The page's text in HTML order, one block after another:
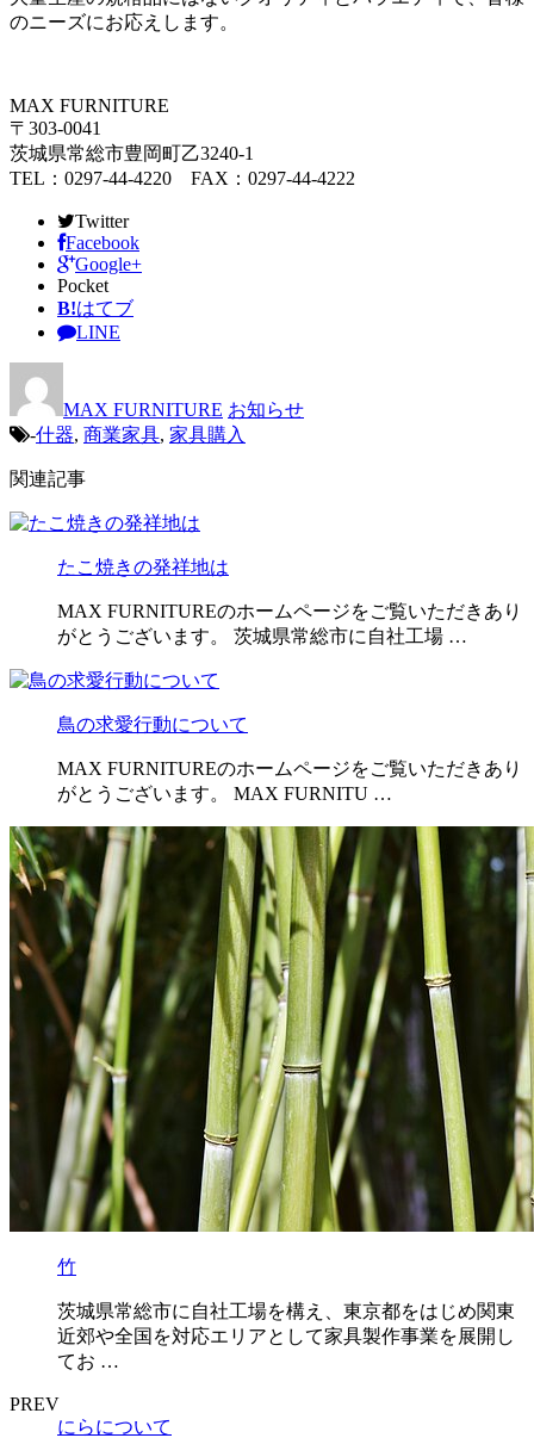
のニーズにお応えします。
MAX FURNITURE
〒303-0041
茨城県常総市豊岡町乙3240-1
TEL：0297-44-4220 FAX：0297-44-4222
Twitter
Facebook
Google+
Pocket
B!はてブ
LINE
MAX FURNITURE お知らせ
-什器, 商業家具, 家具購入
関連記事
たこ焼きの発祥地は
MAX FURNITUREのホームページをご覧いただきあり
がとうございます。 茨城県常総市に自社工場 …
鳥の求愛行動について
MAX FURNITUREのホームページをご覧いただきあり
がとうございます。 MAX FURNITU …
竹
茨城県常総市に自社工場を構え、東京都をはじめ関東
近郊や全国を対応エリアとして家具製作事業を展開し
てお …
PREV
にらについて